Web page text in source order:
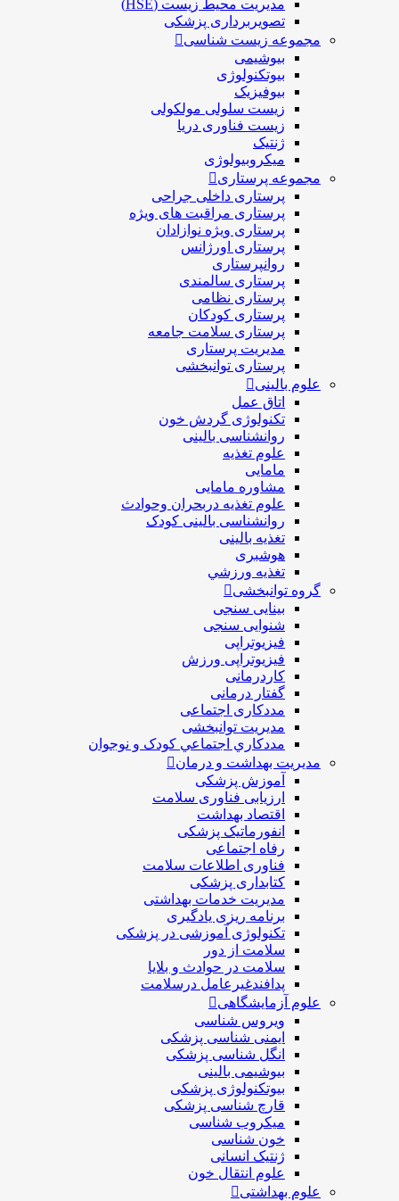
مدیریت محیط زیست (HSE)
تصویربرداری پزشکی
مجموعه زیست شناسی
بیوشیمی
بیوتکنولوژی
بیوفیزیک
زیست سلولی مولکولی
زیست فناوری دریا
ژنتیک
میکروبیولوژی
مجموعه پرستاری
پرستاری داخلی جراحی
پرستاری مراقبت های ويژه
پرستاری ويژه نوازادان
پرستاری اورژانس
روانپرستاری
پرستاری سالمندی
پرستاری نظامی
پرستاری کودکان
پرستاری سلامت جامعه
مدیریت پرستاری
پرستاری توانبخشی
علوم بالینی
اتاق عمل
تکنولوژی گردش خون
روانشناسی بالینی
علوم تغذیه
مامایی
مشاوره مامایی
علوم تغذیه دربحران وحوادث
روانشناسی بالینی کودک
تغذیه بالینی
هوشبری
تغذيه ورزشي
گروه توانبخشی
بینایی سنجی
شنوایی سنجی
فیزیوتراپی
فیزیوتراپی ورزش
کاردرمانی
گفتار درمانی
مددکاری اجتماعی
مديريت توانبخشی
مددکاري اجتماعي کودک و نوجوان
مدیریت بهداشت و درمان
آموزش پزشکی
ارزیابی فناوری سلامت
اقتصاد بهداشت
انفورماتیک پزشکی
رفاه اجتماعی
فناوری اطلاعات سلامت
کتابداری پزشکی
مديريت خدمات بهداشتی
برنامه ریزی یادگیری
تکنولوژی آموزشی در پزشکی
سلامت از دور
سلامت در حوادث و بلایا
پدافندغیرعامل درسلامت
علوم آزمایشگاهی
ویروس شناسی
ایمنی شناسی پزشكی
انگل شناسی پزشکی
بیوشیمی بالینی
بیوتکنولوژی پزشکی
قارچ شناسی پزشکی
ميكروب شناسی
خون شناسی
ژنتیک انسانی
علوم انتقال خون
علوم بهداشتی